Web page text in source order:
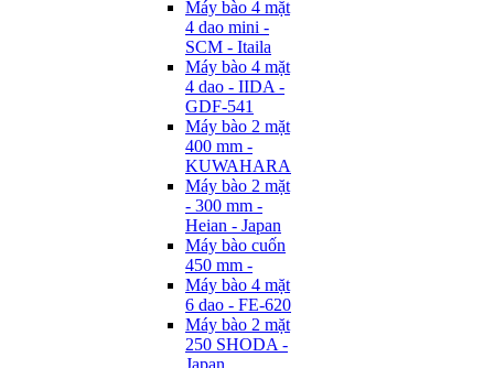
Máy bào 4 mặt
4 dao mini -
SCM - Itaila
Máy bào 4 mặt
4 dao - IIDA -
GDF-541
Máy bào 2 mặt
400 mm -
KUWAHARA
Máy bào 2 mặt
- 300 mm -
Heian - Japan
Máy bào cuốn
450 mm -
Máy bào 4 mặt
6 dao - FE-620
Máy bào 2 mặt
250 SHODA -
Japan